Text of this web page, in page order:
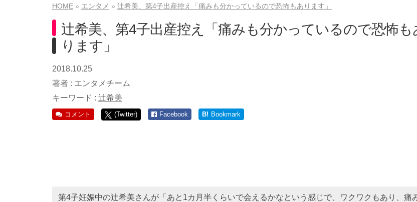
HOME エンタメ 辻希美、第4子出産控え「痛みも分かっているので恐怖もあります」
辻希美、第4子出産控え「痛みも分かっているので恐怖も
ります」
2018.10.25
著者 : エンタメチーム
キーワード : 辻希美
コメント (Twitter) Facebook B! Bookmark
第4子妊娠中の辻希美さんが「あと1カ月半くらいで会えるかなという感じで、ワクワクもあり、痛